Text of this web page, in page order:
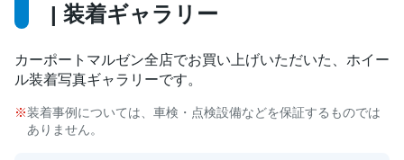
| 装着ギャラリー
カーポートマルゼン全店でお買い上げいただいた、ホイー
ル装着写真ギャラリーです。
装着事例については、車検・点検設備などを保証するものでは
ありません。